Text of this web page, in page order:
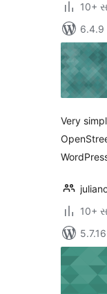
10+
6.4.9
Very
10+